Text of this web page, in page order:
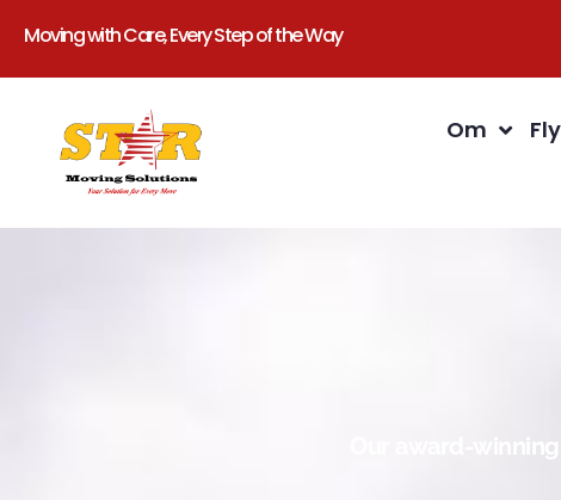
Moving with Care, Every Step of the Way
Om
Our award-